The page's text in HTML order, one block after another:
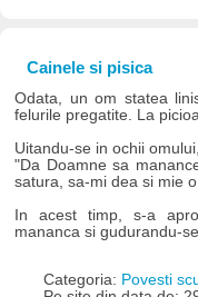
Cainele si pisica
Odata, un om statea
felurile pregatite. La
Uitandu-se in ochii
"Da Doamne sa
satura, sa-mi dea si mie
In acest timp, s-a
mananca si gudurandu-
Categoria: Povesti